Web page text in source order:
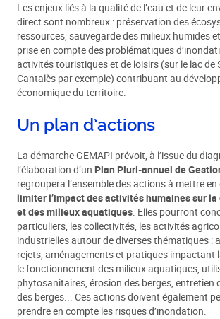
Les enjeux liés à la qualité de l’eau et de leur
direct sont nombreux : préservation des
ressources, sauvegarde des milieux humides
prise en compte des problématiques
activités touristiques et de loisirs (sur le lac de
Cantalès par exemple) contribuant au
économique du territoire.
Un plan d’actions
La démarche GEMAPI prévoit, à l’issue du
l’élaboration d’un Plan Pluri-annuel de
regroupera l’ensemble des actions à mettre
limiter l’impact des activités humaines sur la
et des milieux aquatiques. Elles pourront
particuliers, les collectivités, les activités
industrielles autour de diverses thématiques :
rejets, aménagements et pratiques impactant
le fonctionnement des milieux aquatiques,
phytosanitaires, érosion des berges, entretien
des berges... Ces actions doivent également
prendre en compte les risques d’inondation.